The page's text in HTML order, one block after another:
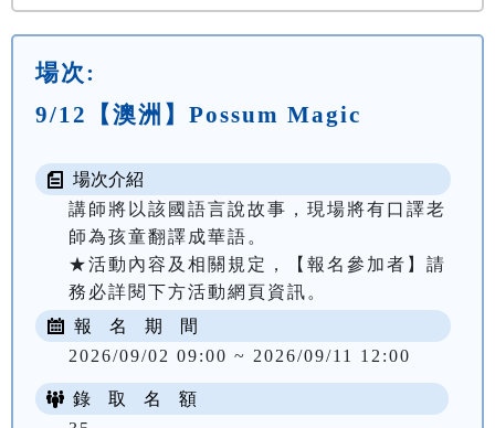
場次:
9/12【澳洲】Possum Magic
場次介紹
講師將以該國語言說故事，現場將有口譯老
師為孩童翻譯成華語。
★活動內容及相關規定，【報名參加者】請
務必詳閱下方活動網頁資訊。
報 名 期 間
2026/09/02 09:00 ~ 2026/09/11 12:00
錄 取 名 額